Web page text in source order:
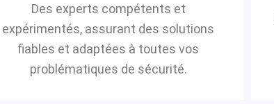
Des experts compétents et
expérimentés, assurant des solutions
fiables et adaptées à toutes vos
problématiques de sécurité.